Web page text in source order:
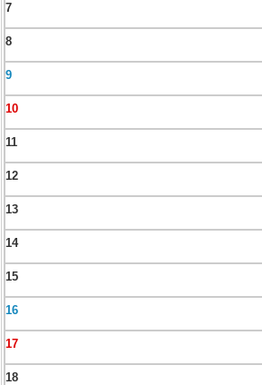
7
8
9
10
11
12
13
14
15
16
17
18